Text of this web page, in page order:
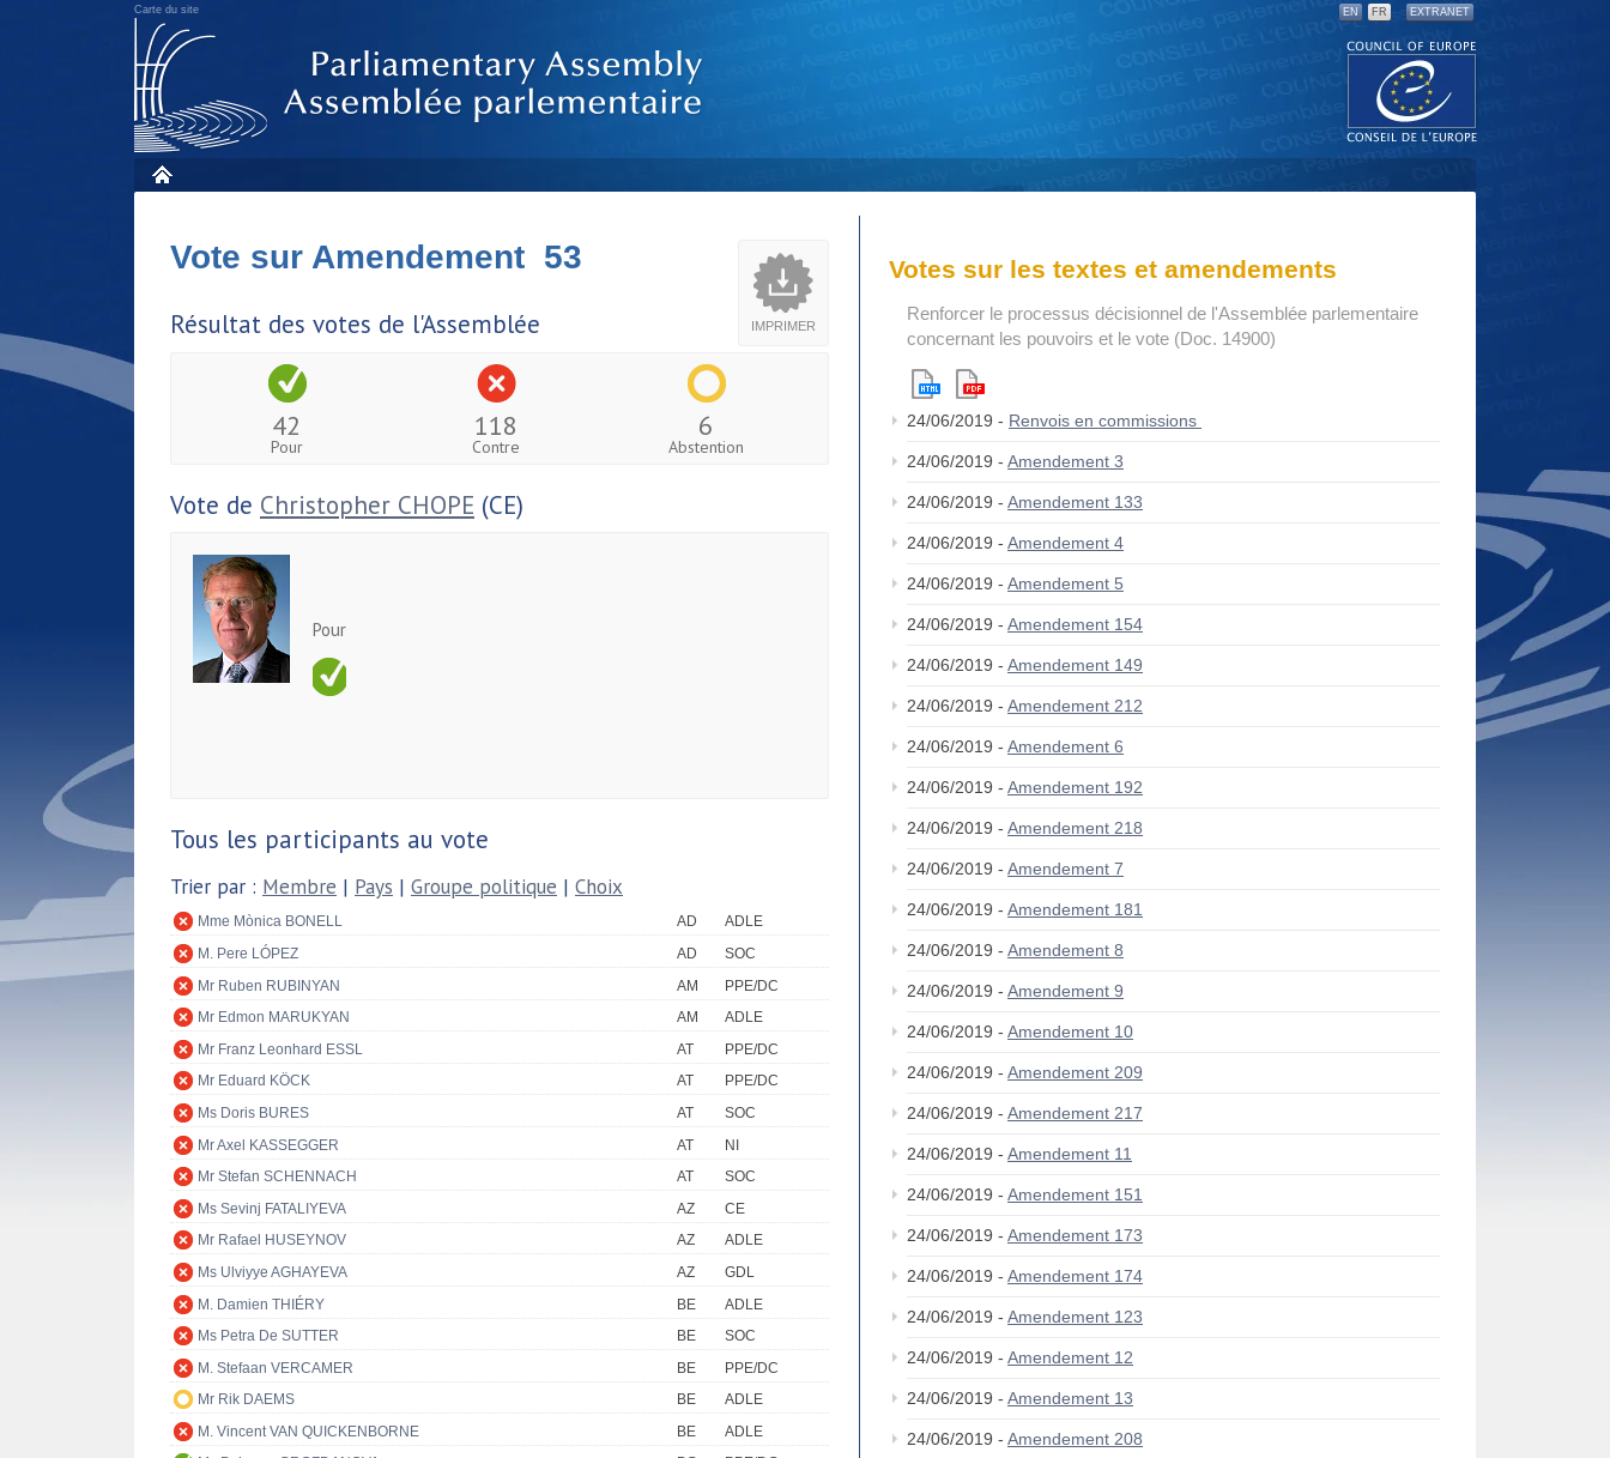
Carte du site EN FR EXTRANET
IMPRIMER
Vote sur Amendement 53
Résultat des votes de l'Assemblée
42
Pour
118
Contre
6
Abstention
Vote de Christopher CHOPE (CE)
Pour
Tous les participants au vote
Trier par : Membre | Pays | Groupe politique | Choix
Mme Mònica BONELL AD
ADLE
M. Pere LÓPEZ
AD
SOC
Mr Ruben RUBINYAN
AM
PPE/DC
Mr Edmon MARUKYAN
AM
ADLE
Mr Franz Leonhard ESSL
AT
PPE/DC
Mr Eduard KÖCK
AT
PPE/DC
Ms Doris BURES
AT
SOC
Mr Axel KASSEGGER
AT
NI
Mr Stefan SCHENNACH
AT
SOC
Ms Sevinj FATALIYEVA
AZ
CE
Mr Rafael HUSEYNOV
AZ
ADLE
Ms Ulviyye AGHAYEVA
AZ
GDL
M. Damien THIÉRY
BE
ADLE
Ms Petra De SUTTER
BE
SOC
M. Stefaan VERCAMER
BE
PPE/DC
Mr Rik DAEMS
BE
ADLE
M. Vincent VAN QUICKENBORNE
BE
ADLE
Votes sur les textes et amendements
Renforcer le processus décisionnel de l'Assemblée parlementaire
concernant les pouvoirs et le vote (Doc. 14900)
24/06/2019 - Renvois en commissions
24/06/2019 - Amendement 3
24/06/2019 - Amendement 133
24/06/2019 - Amendement 4
24/06/2019 - Amendement 5
24/06/2019 - Amendement 154
24/06/2019 - Amendement 149
24/06/2019 - Amendement 212
24/06/2019 - Amendement 6
24/06/2019 - Amendement 192
24/06/2019 - Amendement 218
24/06/2019 - Amendement 7
24/06/2019 - Amendement 181
24/06/2019 - Amendement 8
24/06/2019 - Amendement 9
24/06/2019 - Amendement 10
24/06/2019 - Amendement 209
24/06/2019 - Amendement 217
24/06/2019 - Amendement 11
24/06/2019 - Amendement 151
24/06/2019 - Amendement 173
24/06/2019 - Amendement 174
24/06/2019 - Amendement 123
24/06/2019 - Amendement 12
24/06/2019 - Amendement 13
24/06/2019 - Amendement 208